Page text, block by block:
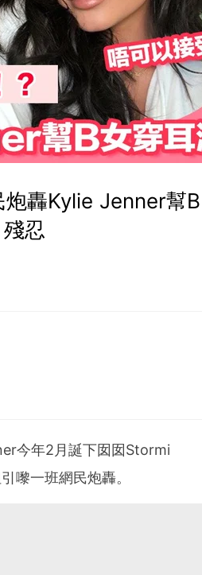
轟Kylie Jenner幫B
忍
今年2月誕下囡囡Stormi
嚟一班網民炮轟。